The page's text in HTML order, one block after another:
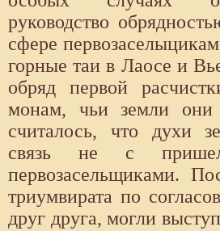
руководство
сфере
горные таи в Лаосе и
обряд первой
монам, чьи земли они
считалось, что духи
связь не с
первозасельщиками.
триумвирата по
друг друга, могли